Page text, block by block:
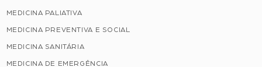
MEDICINA PALIATIVA
MEDICINA PREVENTIVA E SOCIAL
MEDICINA SANITÁRIA
MEDICINA DE EMERGÊNCIA